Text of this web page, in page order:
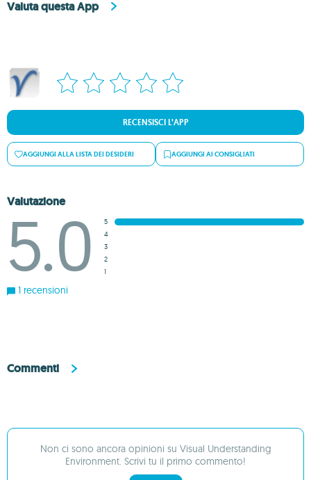
Valuta questa App
RECENSISCI L’APP
AGGIUNGI ALLA LISTA DEI DESIDERI AGGIUNGI AI CONSIGLIATI
Valutazione
5.0
5
4
3
2
1
1 recensioni
Commenti
Non ci sono ancora opinioni su Visual Understanding
Environment. Scrivi tu il primo commento!